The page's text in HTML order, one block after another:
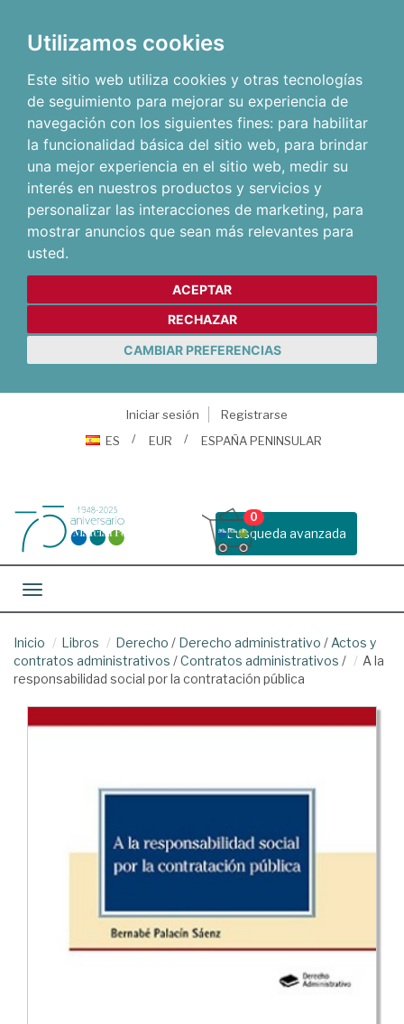
Utilizamos cookies
Este sitio web utiliza cookies y otras tecnologías
de seguimiento para mejorar su experiencia de
navegación con los siguientes fines: para habilitar
la funcionalidad básica del sitio web, para brindar
una mejor experiencia en el sitio web, medir su
interés en nuestros productos y servicios y
personalizar las interacciones de marketing, para
mostrar anuncios que sean más relevantes para
usted.
ACEPTAR
RECHAZAR
CAMBIAR PREFERENCIAS
Iniciar sesión
Registrarse
ES
EUR ESPAÑA PENINSULAR
Busqueda avanzada
0
Toggle navigation
Inicio Libros Derecho / Derecho administrativo / Actos y
contratos administrativos /Contratos administrativos /
A la
responsabilidad social por la contratación pública